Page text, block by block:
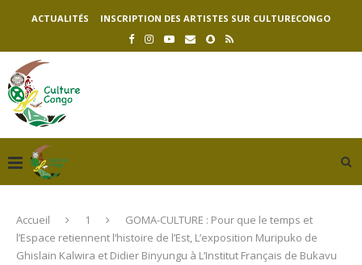
ACTUALITÉS INSCRIPTION DES ARTISTES SUR CULTURECONGO
Accueil 1
GOMA-CULTURE : Pour que le temps et
l’Espace retiennent l’histoire de l’Est, L’exposition Muripuko de
Ghislain Kalwira et Didier Binyungu à L’Institut Français de Bukavu